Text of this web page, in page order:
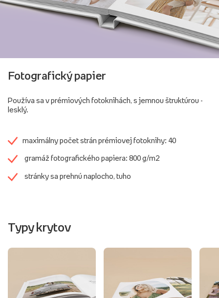
Fotografický papier
Používa sa v prémiových fotoknihách, s jemnou štruktúrou -
lesklý.
maximálny počet strán prémiovej fotoknihy: 40
gramáž fotografického papiera: 800 g/m2
stránky sa prehnú naplocho, tuho
Typy krytov